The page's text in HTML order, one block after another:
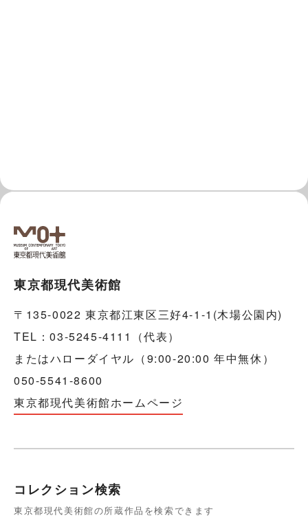
東京都現代美術館
〒135-0022 東京都江東区三好4-1-1(木場公園内)
TEL：03-5245-4111（代表）
またはハローダイヤル（9:00-20:00 年中無休）
050-5541-8600
東京都現代美術館ホームページ
コレクション検索
東京都現代美術館の所蔵作品を検索できます